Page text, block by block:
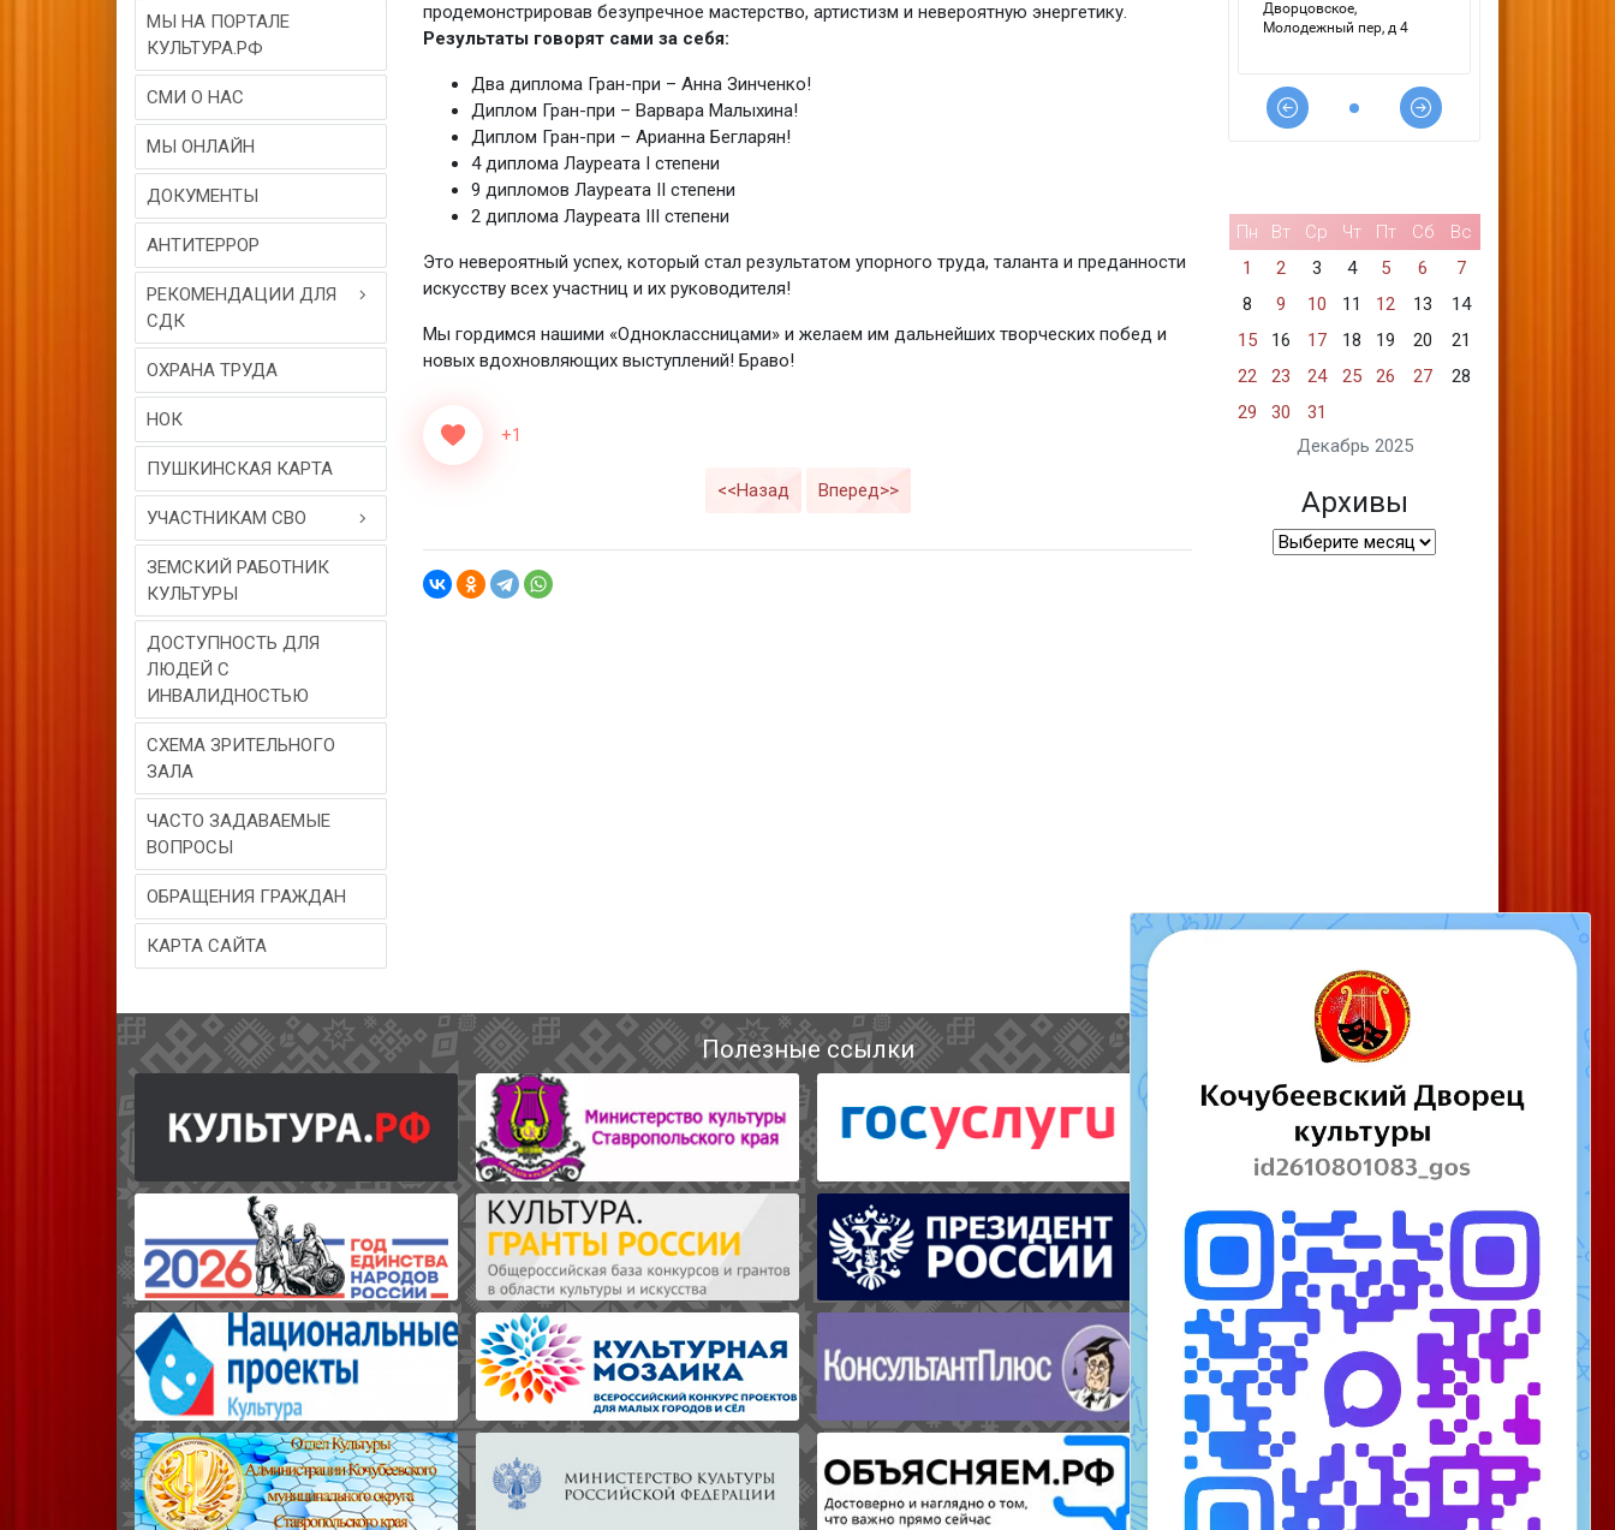
МЫ НА ПОРТАЛЕ
КУЛЬТУРА.РФ
СМИ О НАС
МЫ ОНЛАЙН
ДОКУМЕНТЫ
АНТИТЕРРОР
РЕКОМЕНДАЦИИ ДЛЯ
СДК
ОХРАНА ТРУДА
НОК
ПУШКИНСКАЯ КАРТА
УЧАСТНИКАМ СВО
ЗЕМСКИЙ РАБОТНИК
КУЛЬТУРЫ
ДОСТУПНОСТЬ ДЛЯ
ЛЮДЕЙ С
ИНВАЛИДНОСТЬЮ
СХЕМА ЗРИТЕЛЬНОГО
ЗАЛА
ЧАСТО ЗАДАВАЕМЫЕ
ВОПРОСЫ
ОБРАЩЕНИЯ ГРАЖДАН
КАРТА САЙТА
продемонстрировав безупречное мастерство, артистизм и невероятную энергетику.
Результаты говорят сами за себя:
Два диплома Гран-при – Анна Зинченко!
Диплом Гран-при – Варвара Малыхина!
Диплом Гран-при – Арианна Бегларян!
4 диплома Лауреата I степени
9 дипломов Лауреата II степени
2 диплома Лауреата III степени
Это невероятный успех, который стал результатом упорного труда, таланта и преданности
искусству всех участниц и их руководителя!
Мы гордимся нашими «Одноклассницами» и желаем им дальнейших творческих побед и
новых вдохновляющих выступлений! Браво!
+1
<<Назад Вперед>>
Декабрь 2025
Пн Вт Ср Чт Пт Сб
Вс
1
2 3 4 5 6
7
8
9 10 11 12 13
14
15
16 17 18 19 20
21
22
23 24 25 26 27
28
29
30 31
Архивы
Архивы
Полезные ссылки